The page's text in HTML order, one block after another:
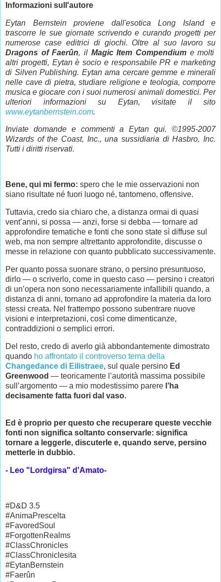
Informazioni sull'autore
Eytan Bernstein proviene dall'esotica Long Island e
trascorre le sue giornate scrivendo e curando progetti per
numerose case editrici di giochi. Oltre al suo lavoro su
Dragons of Faerûn, il Magic Item Compendium e molti
altri progetti, Eytan è socio e responsabile PR e marketing
di Silven Publishing. Eytan ama cercare gemme e minerali
nelle cave di pietra, studiare religione e teologia, comporre
musica e giocare con i suoi numerosi animali domestici. Per
ulteriori informazioni su Eytan, visitate il sito
www.eytanbernstein.com.
Inviate domande e commenti a Eytan qui. ©1995-2007
Wizards of the Coast, Inc., una sussidiaria di Hasbro, Inc.
Tutti i diritti riservati.
Bene, qui mi fermo: spero che le mie osservazioni non
siano risultate né fuori luogo né, tantomeno, offensive.
Tuttavia, credo sia chiaro che, a distanza ormai di quasi
vent’anni, si possa — anzi, forse si debba — tornare ad
approfondire tematiche e fonti che sono state sì diffuse sul
web, ma non sempre altrettanto approfondite, discusse o
messe in relazione con quanto pubblicato successivamente.
Per quanto possa suonare strano, o persino presuntuoso,
dirlo — o scriverlo, come in questo caso — persino i creatori
di un’opera non sono necessariamente infallibili quando, a
distanza di anni, tornano ad approfondire la materia da loro
stessi creata. Nel frattempo possono subentrare nuove
visioni e interpretazioni, così come dimenticanze,
contraddizioni o semplici errori.
Del resto, credo di averlo già abbondantemente dimostrato
quando ho affrontato il controverso tema della
Changedance di Eilistraee, sul quale persino Ed
Greenwood — teoricamente l’autorità massima possibile
sull’argomento — a mio modestissimo parere l’ha
decisamente fatta fuori dal vaso.
Ed è proprio per questo che recuperare queste vecchie
fonti non significa soltanto conservarle: significa
tornare a leggerle, discuterle e, quando serve, persino
metterle in dubbio.
- Leo "Lordgirsa" d'Amato-
#D&D 3.5
#AnimaPrescelta
#FavoredSoul
#ForgottenRealms
#ClassChronicles
#ClassChroniclesita
#EytanBernstein
#Faerûn